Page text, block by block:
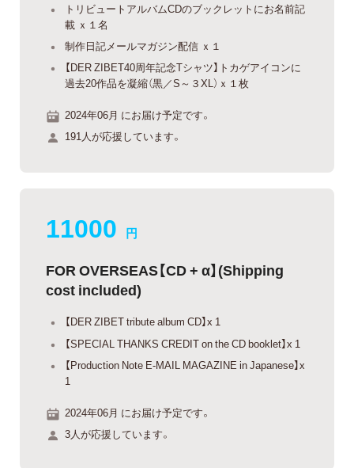
トリビュートアルバムCDのブックレットにお名前記
載 ｘ１名
制作日記メールマガジン配信 ｘ１
【DER ZIBET40周年記念Tシャツ】トカゲアイコンに
過去20作品を凝縮（黒／S～３XL）ｘ１枚
2024年06月 にお届け予定です。
191人が応援しています。
11000 円
FOR OVERSEAS【CD + α】(Shipping
cost included)
【DER ZIBET tribute album CD】x 1
【SPECIAL THANKS CREDIT on the CD booklet】x 1
【Production Note E-MAIL MAGAZINE in Japanese】x
1
2024年06月 にお届け予定です。
3人が応援しています。